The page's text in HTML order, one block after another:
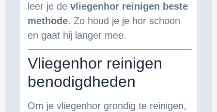
leer je de vliegenhor reinigen beste
methode. Zo houd je je hor schoon
en gaat hij langer mee.
Vliegenhor reinigen
benodigdheden
Om je vliegenhor grondig te reinigen,